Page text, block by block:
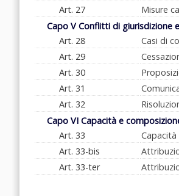
Art. 27
Misure
Capo V Conflitti di giurisdizione
Art. 28
Casi di
Art. 29
Art. 30
Art. 31
Art. 32
Capo VI Capacità e
Art. 33
Capacità
Art. 33-bis
Art. 33-ter